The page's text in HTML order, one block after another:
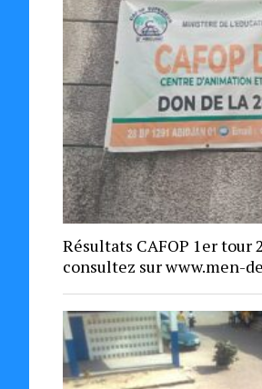
Résultats CAFOP 1er tour
consultez sur www.men-